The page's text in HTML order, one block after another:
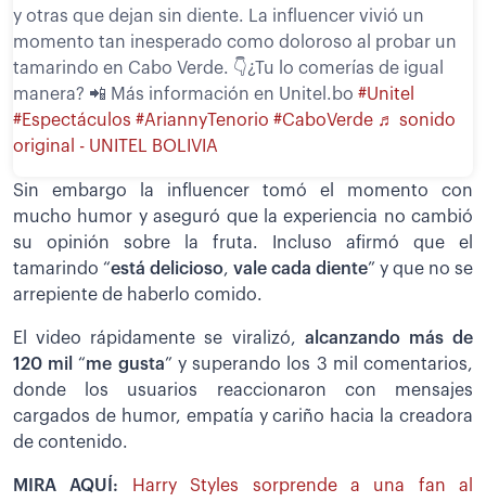
y otras que dejan sin diente. La influencer vivió un
momento tan inesperado como doloroso al probar un
tamarindo en Cabo Verde. 👇¿Tu lo comerías de igual
manera? 📲 Más información en Unitel.bo #Unitel
#Espectáculos #AriannyTenorio #CaboVerde ♬ sonido
original - UNITEL BOLIVIA
Sin embargo la influencer tomó el momento con
mucho humor y aseguró que la experiencia no cambió
su opinión sobre la fruta. Incluso afirmó que el
tamarindo “está delicioso, vale cada diente” y que no se
arrepiente de haberlo comido.
El video rápidamente se viralizó, alcanzando más de
120 mil
“me gusta” y superando los 3 mil comentarios,
donde los usuarios reaccionaron con mensajes
cargados de humor, empatía y cariño hacia la creadora
de contenido.
MIRA AQUÍ:
Harry Styles sorprende a una fan al